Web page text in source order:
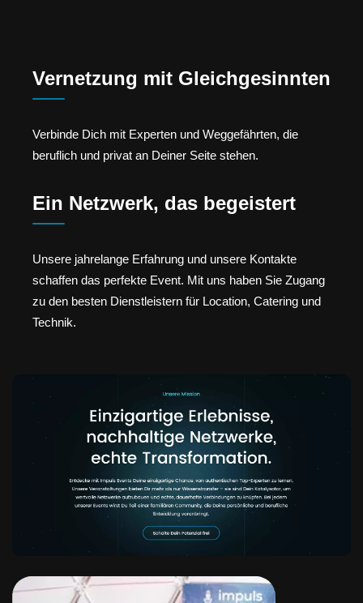
Vernetzung mit Gleichgesinnten
Verbinde Dich mit Experten und Weggefährten, die
beruflich und privat an Deiner Seite stehen.
Ein Netzwerk, das begeistert
Unsere jahrelange Erfahrung und unsere Kontakte
schaffen das perfekte Event. Mit uns haben Sie Zugang
zu den besten Dienstleistern für Location, Catering und
Technik.